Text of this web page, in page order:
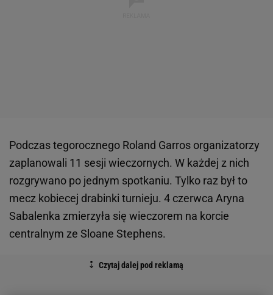
Podczas tegorocznego Roland Garros organizatorzy
zaplanowali 11 sesji wieczornych. W każdej z nich
rozgrywano po jednym spotkaniu. Tylko raz był to
mecz kobiecej drabinki turnieju. 4 czerwca Aryna
Sabalenka zmierzyła się wieczorem na korcie
centralnym ze Sloane Stephens.